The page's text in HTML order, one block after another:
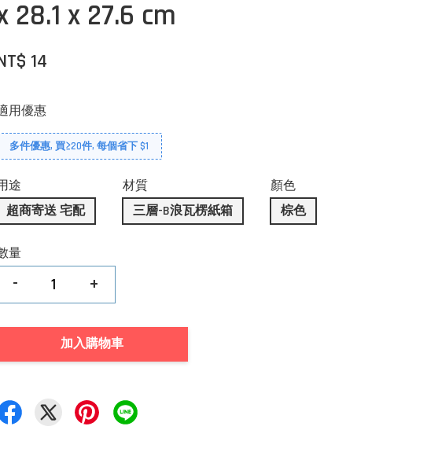
28.1 x 27.6 cm
14
用優惠
多件優惠, 買≥20件, 每個省下 $1
途
超商寄送 宅配
材質
三層-B浪瓦楞紙箱
顏色
棕色
量
- +
加入購物車